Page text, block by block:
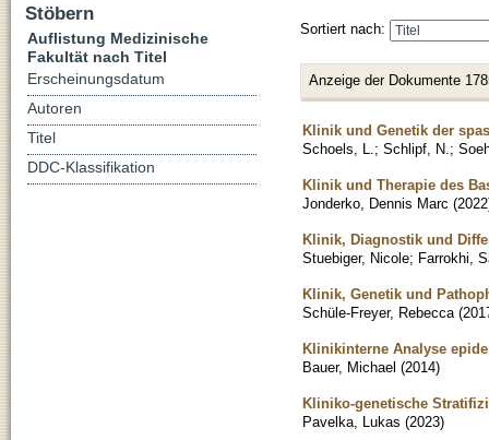
Sortiert nach:
Anzeige der Dokumente
Klinik und Genetik der
Schoels, L. ; Schlipf, N. ;
Klinik und Therapie des
Jonderko, Dennis Marc (2022
Klinik, Diagnostik und
Stuebiger, Nicole; Farrokhi,
Klinik, Genetik und
Schüle-Freyer, Rebecca (
Klinikinterne Analyse
Bauer, Michael (2014)
Kliniko-genetische
Pavelka, Lukas (2023)
Stöbern
Auflistung Medizinische
Fakultät nach Titel
Erscheinungsdatum
Autoren
Titel
DDC-Klassifikation